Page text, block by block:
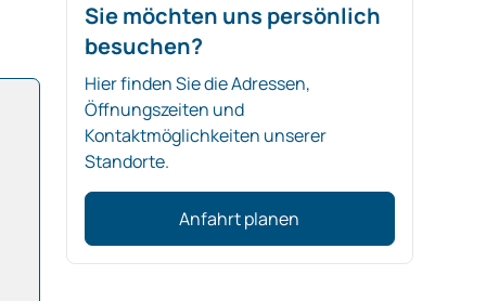
Sie möchten uns persönlich
besuchen?
Hier finden Sie die Adressen,
Öffnungszeiten und
Kontaktmöglichkeiten unserer
Standorte.
Anfahrt planen